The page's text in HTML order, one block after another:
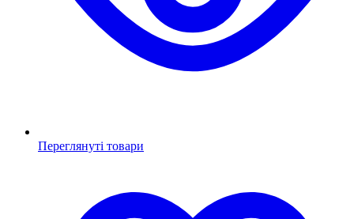
Переглянуті товари